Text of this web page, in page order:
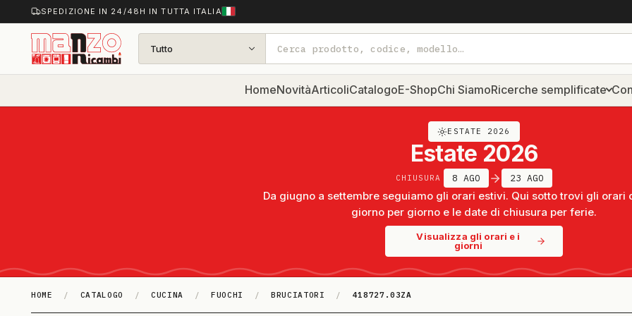
SPEDIZIONE IN 24/48H IN TUTTA ITALIA
Tutto
HomeNovitàArticoliCatalogoE-ShopChi SiamoRicerche semplificate
ESTATE 2026
Estate 2026
CHIUSURA 8 AGO 23 AGO
Da giugno a settembre seguiamo gli orari estivi. Qui sotto trovi gli orari
giorno per giorno e le date di chiusura per ferie.
Visualizza gli orari e i
giorni
HOME / CATALOGO / CUCINA / FUOCHI / BRUCIATORI / 418727.03ZA